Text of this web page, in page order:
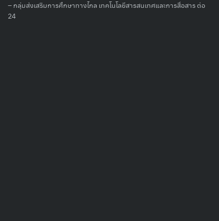
– กลุ่มส่งเสริมการศึกษาทางไกล เทคโนโลยีสารสนเทศและการสื่อสาร ต่อ
24